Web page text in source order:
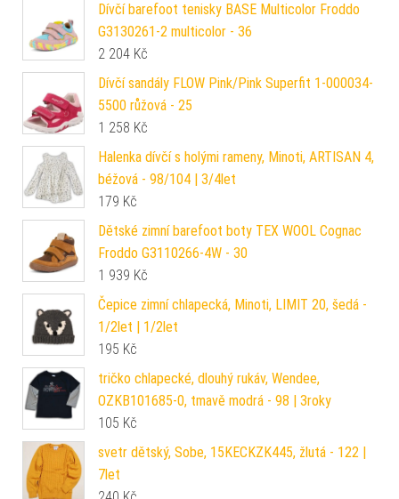
Dívčí barefoot tenisky BASE Multicolor Froddo
G3130261-2 multicolor - 36
2 204 Kč
Dívčí sandály FLOW Pink/Pink Superfit 1-000034-
5500 růžová - 25
1 258 Kč
Halenka dívčí s holými rameny, Minoti, ARTISAN 4,
béžová - 98/104 | 3/4let
179 Kč
Dětské zimní barefoot boty TEX WOOL Cognac
Froddo G3110266-4W - 30
1 939 Kč
Čepice zimní chlapecká, Minoti, LIMIT 20, šedá -
1/2let | 1/2let
195 Kč
tričko chlapecké, dlouhý rukáv, Wendee,
OZKB101685-0, tmavě modrá - 98 | 3roky
105 Kč
svetr dětský, Sobe, 15KECKZK445, žlutá - 122 |
7let